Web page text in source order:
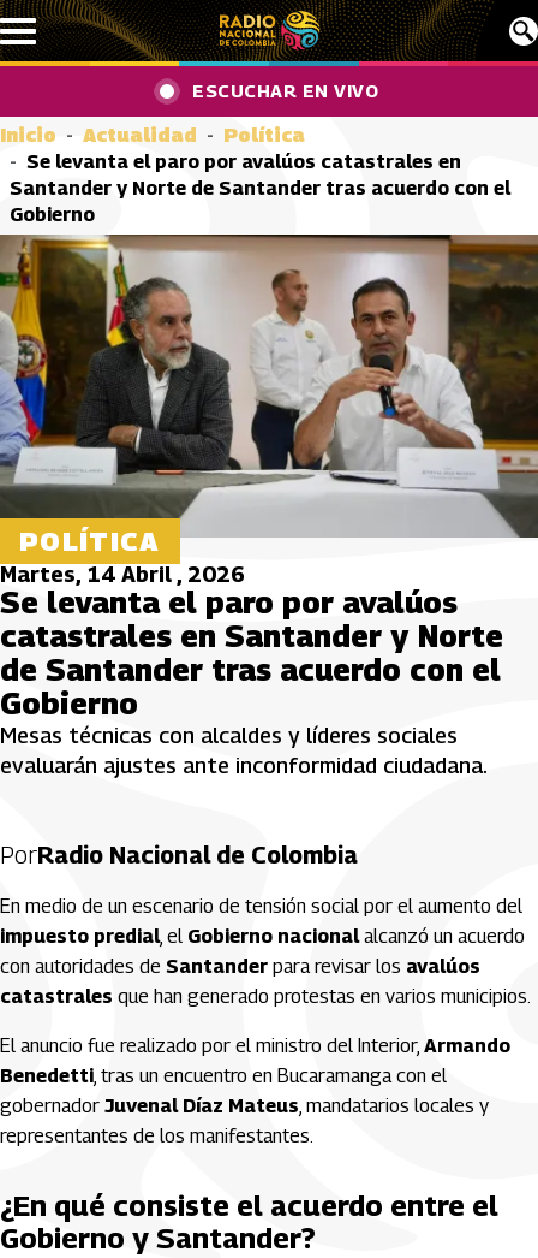
Pasar al contenido principal
ESCUCHAR EN VIVO
Inicio Actualidad
Política
Se levanta el paro por avalúos catastrales en
Santander y Norte de Santander tras acuerdo con el
Gobierno
POLÍTICA
Martes, 14 Abril , 2026
Se levanta el paro por avalúos
catastrales en Santander y Norte
de Santander tras acuerdo con el
Gobierno
Mesas técnicas con alcaldes y líderes sociales
evaluarán ajustes ante inconformidad ciudadana.
PorRadio Nacional de Colombia
En medio de un escenario de tensión social por el aumento del
impuesto predial, el Gobierno nacionalalcanzó un acuerdo
con autoridades de Santander para revisar los avalúos
catastrales que han generado protestas en varios municipios.
El anuncio fue realizado por el ministro del Interior, Armando
Benedetti, tras un encuentro en Bucaramanga con el
gobernador Juvenal Díaz Mateus, mandatarios locales y
representantes de los manifestantes.
¿En qué consiste el acuerdo entre el
Gobierno y Santander?